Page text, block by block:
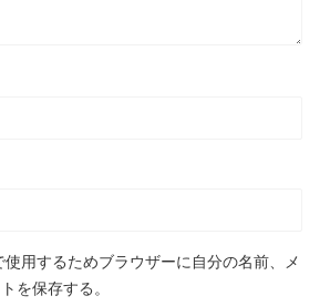
用するためブラウザーに自分の名前、メ
を保存する。